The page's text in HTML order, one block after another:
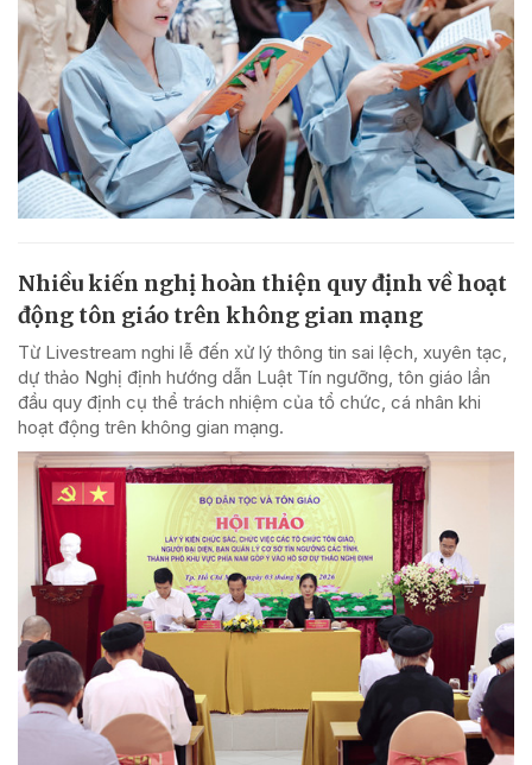
Nhiều kiến nghị hoàn thiện quy định về hoạt
động tôn giáo trên không gian mạng
Từ Livestream nghi lễ đến xử lý thông tin sai lệch, xuyên tạc,
dự thảo Nghị định hướng dẫn Luật Tín ngưỡng, tôn giáo lần
đầu quy định cụ thể trách nhiệm của tổ chức, cá nhân khi
hoạt động trên không gian mạng.